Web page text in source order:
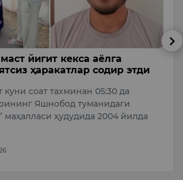
йигит кекса аёлга
ҳаракатлар содир этди
куни соат тахминан 05:30 да
Яшнобод туманидаги
ҳудудида 2004 йилда